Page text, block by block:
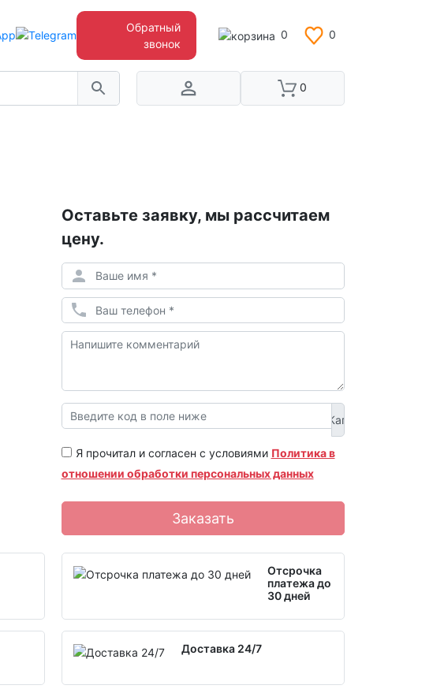
0 0
Обратный
звонок
0
Оставьте заявку, мы рассчитаем
цену.
Я прочитал и согласен с условиями Политика в
отношении обработки персональных данных
Заказать
Отсрочка
платежа до
30 дней
Доставка 24/7